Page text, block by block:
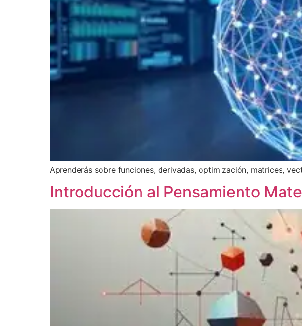
Aprenderás sobre funciones, derivadas, optimización, matrices,
Introducción al Pensamiento